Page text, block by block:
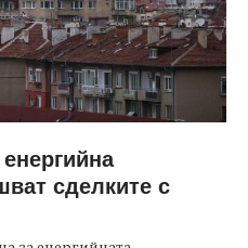
сделките с